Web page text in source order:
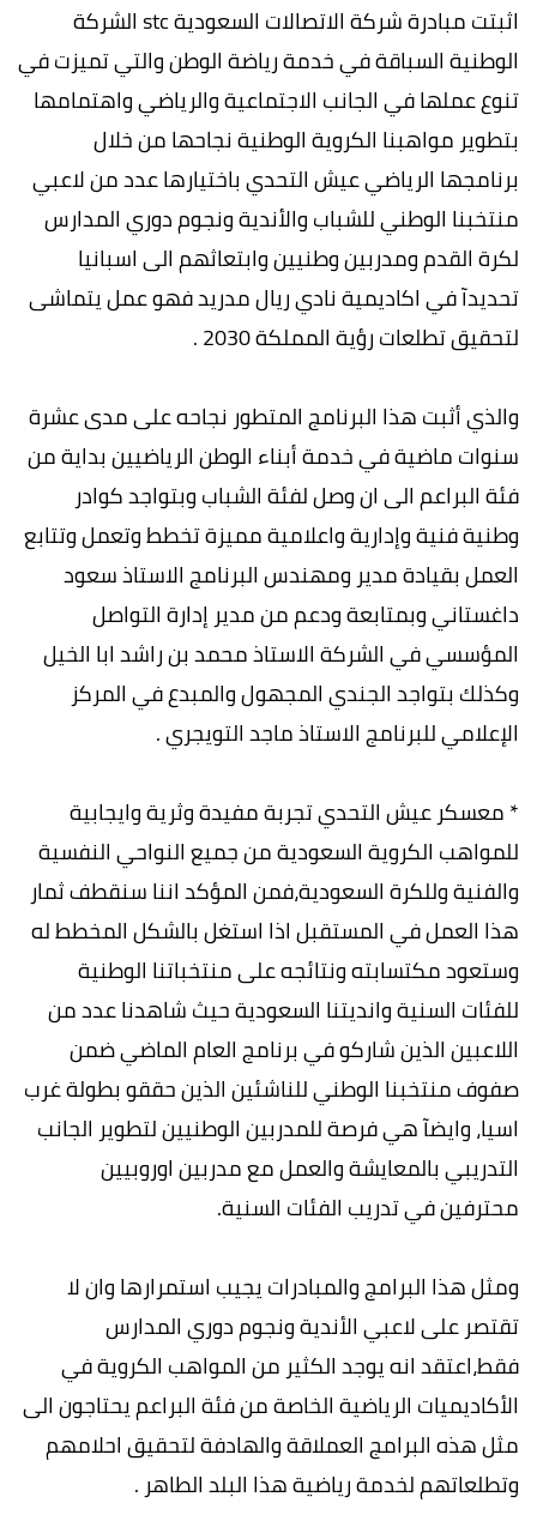
اثبتت مبادرة شركة الاتصالات السعودية stc الشركة
الوطنية السباقة في خدمة رياضة الوطن والتي تميزت في
تنوع عملها في الجانب الاجتماعية والرياضي واهتمامها
بتطوير مواهبنا الكروية الوطنية نجاحها من خلال
برنامجها الرياضي عيش التحدي باختيارها عدد من لاعبي
منتخبنا الوطني للشباب والأندية ونجوم دوري المدارس
لكرة القدم ومدربين وطنيين وابتعاثهم الى اسبانيا
تحديدآ في اكاديمية نادي ريال مدريد فهو عمل يتماشى
لتحقيق تطلعات رؤية المملكة 2030 .
والذي أثبت هذا البرنامج المتطور نجاحه على مدى عشرة
سنوات ماضية في خدمة أبناء الوطن الرياضيين بداية من
فئة البراعم الى ان وصل لفئة الشباب وبتواجد كوادر
وطنية فنية وإدارية واعلامية مميزة تخطط وتعمل وتتابع
العمل بقيادة مدير ومهندس البرنامج الاستاذ سعود
داغستاني وبمتابعة ودعم من مدير إدارة التواصل
المؤسسي في الشركة الاستاذ محمد بن راشد ابا الخيل
وكذلك بتواجد الجندي المجهول والمبدع في المركز
الإعلامي للبرنامج الاستاذ ماجد التويجري .
* معسكر عيش التحدي تجربة مفيدة وثرية وايجابية
للمواهب الكروية السعودية من جميع النواحي النفسية
والفنية وللكرة السعودية،فمن المؤكد اننا سنقطف ثمار
هذا العمل في المستقبل اذا استغل بالشكل المخطط له
وستعود مكتسابته ونتائجه على منتخباتنا الوطنية
للفئات السنية وانديتنا السعودية حيث شاهدنا عدد من
اللاعبين الذين شاركو في برنامج العام الماضي ضمن
صفوف منتخبنا الوطني للناشئين الذين حققو بطولة غرب
اسيا، وايضآ هي فرصة للمدربين الوطنيين لتطوير الجانب
التدريبي بالمعايشة والعمل مع مدربين اوروبيين
محترفين في تدريب الفئات السنية.
ومثل هذا البرامج والمبادرات يجيب استمرارها وان لا
تقتصر على لاعبي الأندية ونجوم دوري المدارس
فقط،اعتقد انه يوجد الكثير من المواهب الكروية في
الأكاديميات الرياضية الخاصة من فئة البراعم يحتاجون الى
مثل هذه البرامج العملاقة والهادفة لتحقيق احلامهم
وتطلعاتهم لخدمة رياضية هذا البلد الطاهر .